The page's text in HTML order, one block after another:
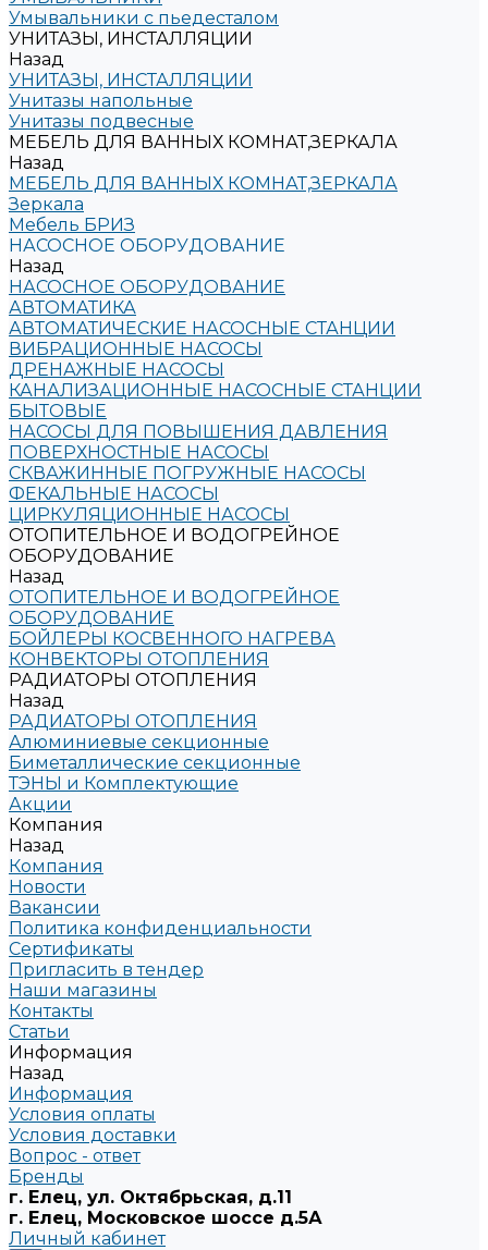
Умывальники с пьедесталом
УНИТАЗЫ, ИНСТАЛЛЯЦИИ
Назад
УНИТАЗЫ, ИНСТАЛЛЯЦИИ
Унитазы напольные
Унитазы подвесные
МЕБЕЛЬ ДЛЯ ВАННЫХ КОМНАТ,ЗЕРКАЛА
Назад
МЕБЕЛЬ ДЛЯ ВАННЫХ КОМНАТ,ЗЕРКАЛА
Зеркала
Мебель БРИЗ
НАСОСНОЕ ОБОРУДОВАНИЕ
Назад
НАСОСНОЕ ОБОРУДОВАНИЕ
АВТОМАТИКА
АВТОМАТИЧЕСКИЕ НАСОСНЫЕ СТАНЦИИ
ВИБРАЦИОННЫЕ НАСОСЫ
ДРЕНАЖНЫЕ НАСОСЫ
КАНАЛИЗАЦИОННЫЕ НАСОСНЫЕ СТАНЦИИ
БЫТОВЫЕ
НАСОСЫ ДЛЯ ПОВЫШЕНИЯ ДАВЛЕНИЯ
ПОВЕРХНОСТНЫЕ НАСОСЫ
СКВАЖИННЫЕ ПОГРУЖНЫЕ НАСОСЫ
ФЕКАЛЬНЫЕ НАСОСЫ
ЦИРКУЛЯЦИОННЫЕ НАСОСЫ
ОТОПИТЕЛЬНОЕ И ВОДОГРЕЙНОЕ
ОБОРУДОВАНИЕ
Назад
ОТОПИТЕЛЬНОЕ И ВОДОГРЕЙНОЕ
ОБОРУДОВАНИЕ
БОЙЛЕРЫ КОСВЕННОГО НАГРЕВА
КОНВЕКТОРЫ ОТОПЛЕНИЯ
РАДИАТОРЫ ОТОПЛЕНИЯ
Назад
РАДИАТОРЫ ОТОПЛЕНИЯ
Алюминиевые секционные
Биметаллические секционные
ТЭНЫ и Комплектующие
Акции
Компания
Назад
Компания
Новости
Вакансии
Политика конфиденциальности
Сертификаты
Пригласить в тендер
Наши магазины
Контакты
Статьи
Информация
Назад
Информация
Условия оплаты
Условия доставки
Вопрос - ответ
Бренды
г. Елец, ул. Октябрьская, д.11
г. Елец, Московское шоссе д.5А
Личный кабинет